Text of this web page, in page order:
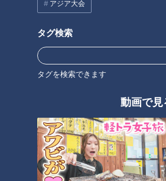
アジア大会
タグ検索
タグを検索できます
動画で見
【道マニア】千葉・“廃隧道疑
惑”の窪みへ行ってみたら・・・
【道との遭遇】
タグ
オススメ関連コンテンツ